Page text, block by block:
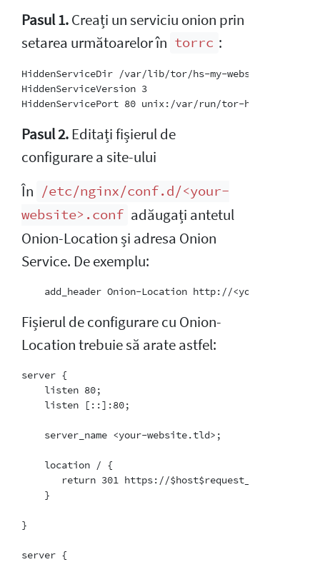
Pasul 1.Creați un serviciu onion prin
setarea următoarelor în torrc :
HiddenServiceDir /var/lib/tor/hs-my-website/
HiddenServiceVersion 3
Pasul 2.Editați fișierul de
configurare a site-ului
În
/etc/nginx/conf.d/<your-
website>.conf adăugați antetul
Onion-Location și adresa Onion
Service. De exemplu:
Fișierul de configurare cu Onion-
Location trebuie să arate astfel:
server {
    listen 80;
    listen [::]:80;
    server_name <your-website.tld>;
    location / {
       return 301 https://$host$request_uri;
    }
}
server {